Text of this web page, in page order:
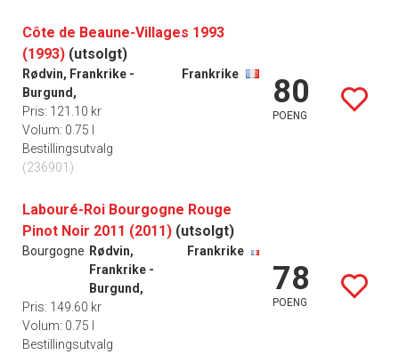
Côte de Beaune-Villages 1993
(1993) (utsolgt)
Rødvin, Frankrike -
Burgund,
Frankrike
Pris: 121.10 kr
Volum: 0.75 l
Bestillingsutvalg
(236901)
80
POENG
Labouré-Roi Bourgogne Rouge
Pinot Noir 2011 (2011) (utsolgt)
Bourgogne Rødvin,
Frankrike -
Burgund,
Frankrike
Pris: 149.60 kr
Volum: 0.75 l
Bestillingsutvalg
78
POENG